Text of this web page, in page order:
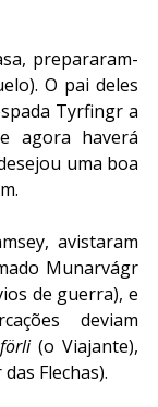
prepararam-
O pai deles
Tyrfingr a
agora haverá
uma boa
avistaram
Munarvágr
de guerra), e
deviam
(o Viajante),
Flechas).